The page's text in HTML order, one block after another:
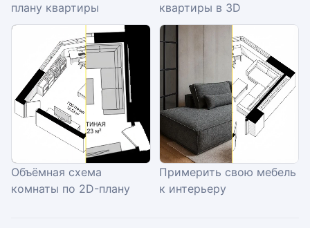
плану квартиры
квартиры в 3D
Объёмная схема
комнаты по 2D-плану
Примерить свою мебель
к интерьеру